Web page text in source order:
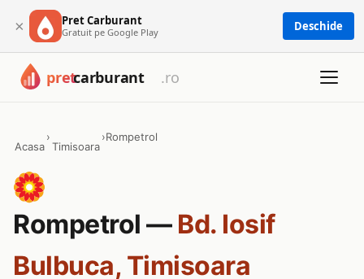
× Pret Carburant
Gratuit pe Google Play Deschide
Acasa
›
Timisoara
›Rompetrol
Rompetrol — Bd. Iosif
Bulbuca, Timisoara